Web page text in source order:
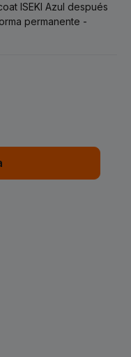
ISEKI Azul después
permanente -
deseada